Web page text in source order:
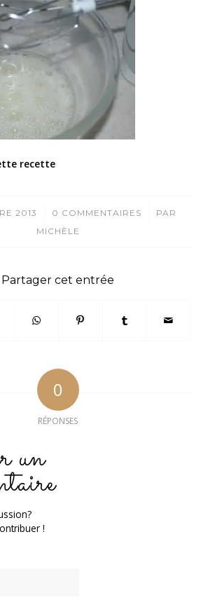
recette
2013
/ 0 COMMENTAIRES
/
PAR
MICHÈLE
Partager cet entrée
0
RÉPONSES
un
!